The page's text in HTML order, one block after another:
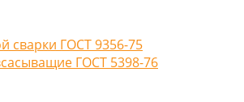
сварки ГОСТ 9356-75
ГОСТ 5398-76